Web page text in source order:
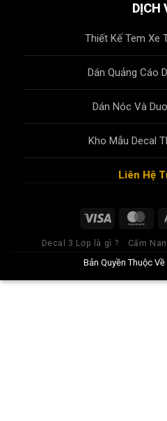
DỊCH
Thiết Kế Tem Xe
Dán Quảng Cáo
Dán Nóc Và
Kho Mẫu Decal
Liên Hệ
Decal 3 Lớp là gì ? Cẩm
Bản Quyền Thuộc